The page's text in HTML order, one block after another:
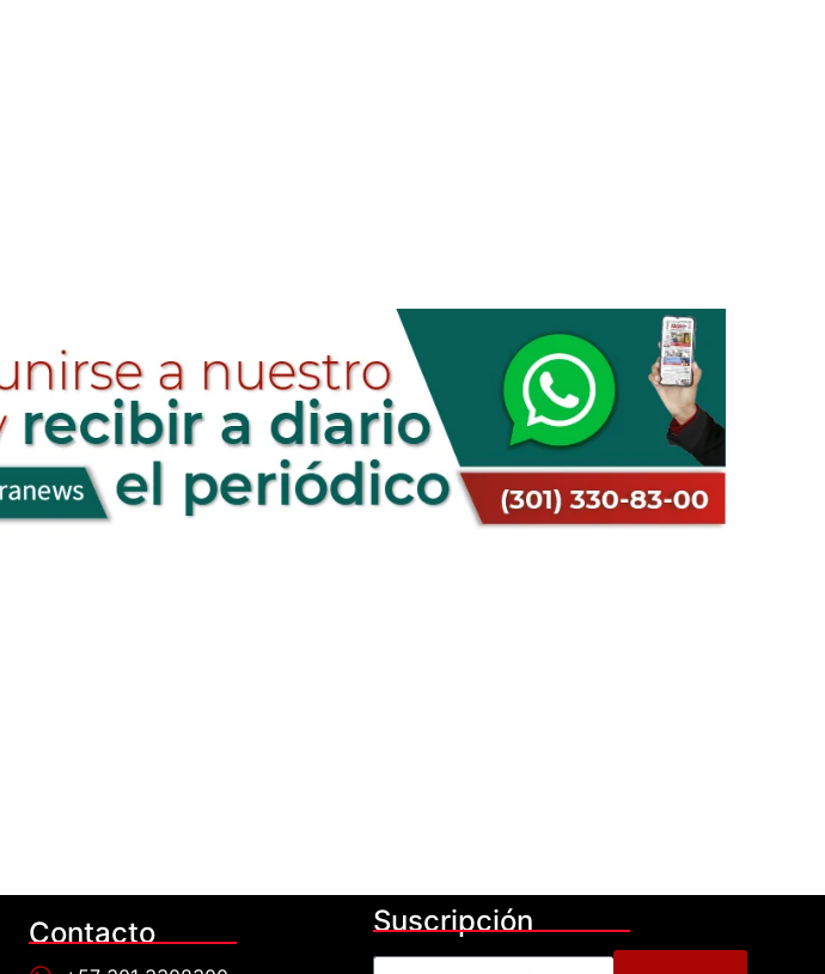
Contacto Suscripción